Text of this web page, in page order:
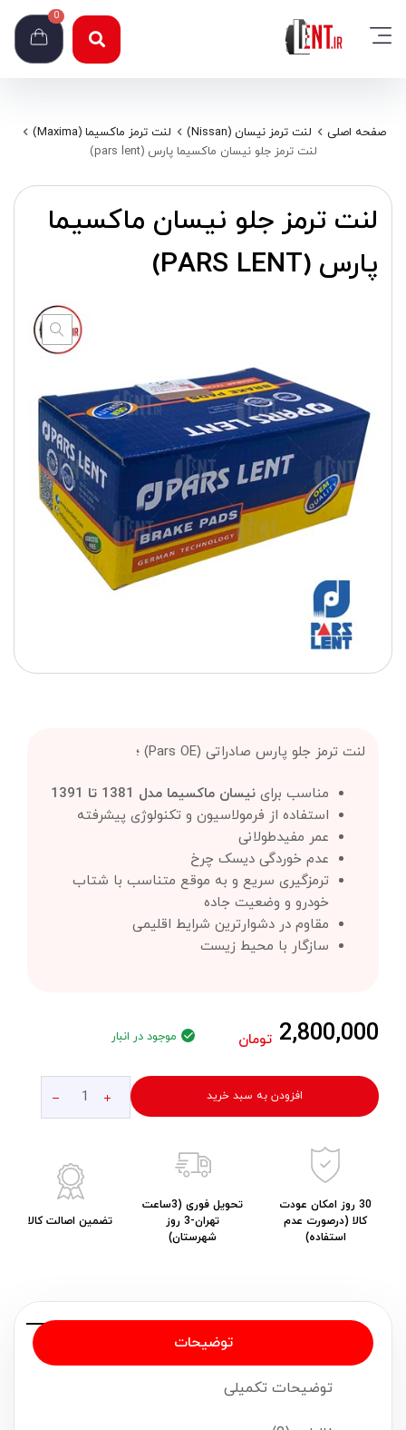
0
صفحه اصلی لنت ترمز نیسان (Nissan)
لنت ترمز ماکسیما (Maxima)
لنت ترمز جلو نیسان ماکسیما پارس (pars lent)
لنت ترمز جلو نیسان ماکسیما
پارس (PARS LENT)
لنت ترمز جلو پارس صادراتی (Pars OE) ؛
مناسب برای نیسان ماکسیما مدل 1381 تا 1391
استفاده از فرمولاسیون و تکنولوژی پیشرفته
عمر مفیدطولانی
عدم خوردگی دیسک چرخ
ترمزگیری سریع و به موقع متناسب با شتاب
خودرو و وضعیت جاده
مقاوم در دشوارترین شرایط اقلیمی
سازگار با محیط زیست
2,800,000 تومان موجود در انبار
افزودن به سبد خرید
30 روز امکان عودت
کالا (درصورت عدم
استفاده)
تحویل فوری (3ساعت
تهران-3 روز
شهرستان)
تضمین اصالت کالا
توضیحات
توضیحات تکمیلی